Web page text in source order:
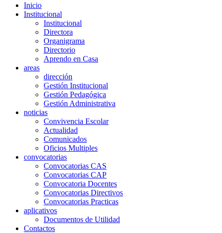
Inicio
Institucional
Institucional
Directora
Organigrama
Directorio
Aprendo en Casa
areas
dirección
Gestión Institucional
Gestión Pedagógica
Gestión Administrativa
noticias
Convivencia Escolar
Actualidad
Comunicados
Oficios Multiples
convocatorias
Convocatorias CAS
Convocatorias CAP
Convocatoria Docentes
Convocatorias Directivos
Convocatorias Practicas
aplicativos
Documentos de Utilidad
Contactos